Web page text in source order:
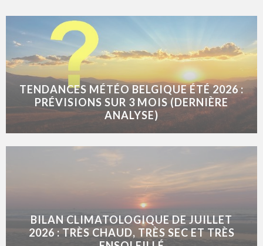
TENDANCES MÉTÉO BELGIQUE ÉTÉ 2026 :
PRÉVISIONS SUR 3 MOIS (DERNIÈRE
ANALYSE)
BILAN CLIMATOLOGIQUE DE JUILLET
2026 : TRÈS CHAUD, TRÈS SEC ET TRÈS